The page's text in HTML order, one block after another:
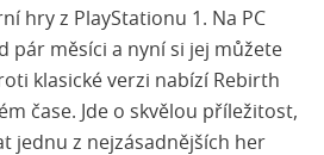
hry z PlayStationu 1. Na PC
pár měsíci a nyní si jej můžete
klasické verzi nabízí Rebirth
čase. Jde o skvělou příležitost,
jednu z nejzásadnějších her